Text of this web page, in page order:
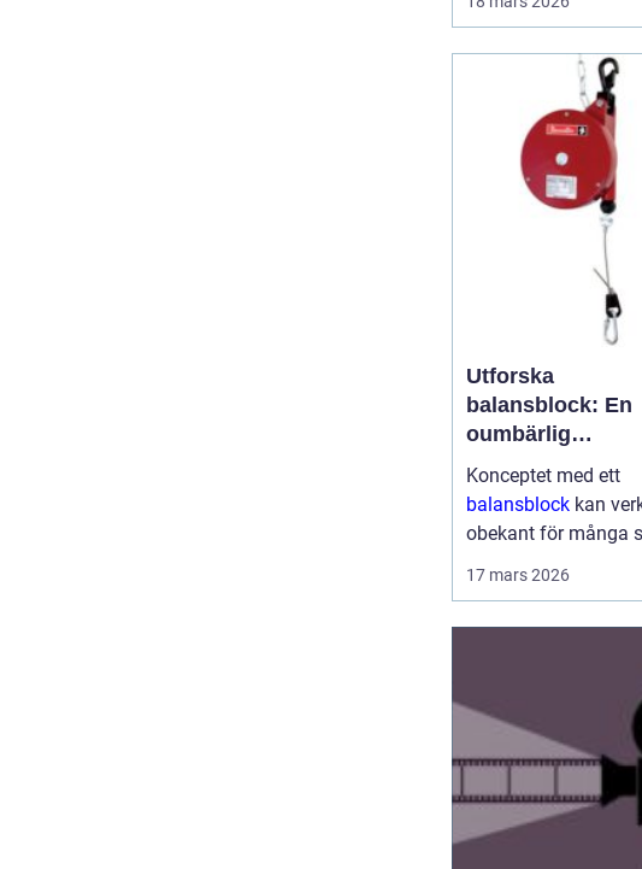
Regionen erbjuder en
tydlig paus från
vardagens tempo,
att ge avkall p&ari...
Utforska
balansblock: En
oumbärlig
komponent i
industrin
Konceptet med ett
balansblock kan
obekant för många
17 mars 2026